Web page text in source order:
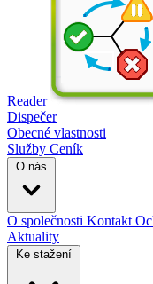
Reader
Dispečer
Obecné vlastnosti
Služby Ceník
O nás
O společnosti Kontakt
Aktuality
Ke stažení